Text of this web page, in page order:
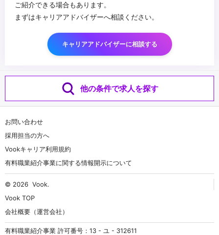
ご紹介できる場合もあります。
まずはキャリアアドバイザーへ相談ください。
キャリアアドバイザーに相談する
他の条件で求人を探す
お問い合わせ
採用担当の方へ
Vookキャリア利用規約
有料職業紹介事業に関する情報開示について
© 2026 Vook.
Vook TOP
会社概要（運営会社）
有料職業紹介事業 許可番号：13 - ユ - 312611